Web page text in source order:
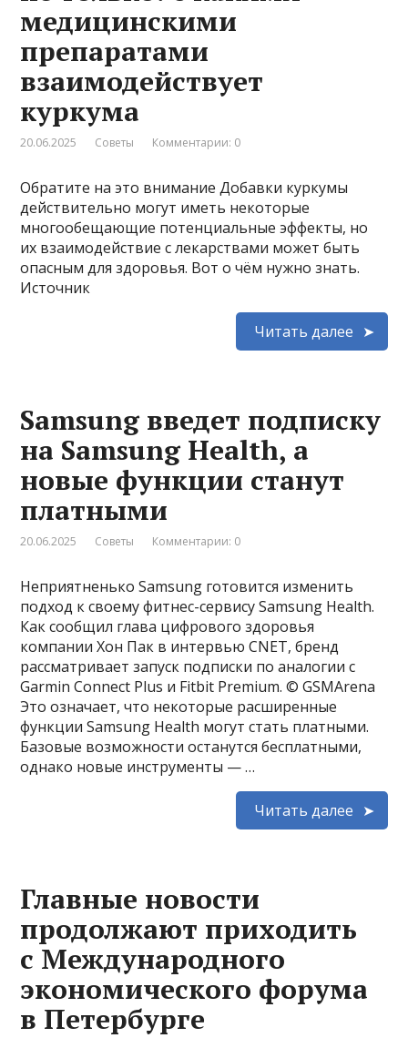
медицинскими
препаратами
взаимодействует
куркума
20.06.2025 Советы Комментарии: 0
Обратите на это внимание Добавки куркумы
действительно могут иметь некоторые
многообещающие потенциальные эффекты, но
их взаимодействие с лекарствами может быть
опасным для здоровья. Вот о чём нужно знать.
Источник
Читать далее
Samsung введет подписку
на Samsung Health, а
новые функции станут
платными
20.06.2025 Советы Комментарии: 0
Неприятненько Samsung готовится изменить
подход к своему фитнес-сервису Samsung Health.
Как сообщил глава цифрового здоровья
компании Хон Пак в интервью CNET, бренд
рассматривает запуск подписки по аналогии с
Garmin Connect Plus и Fitbit Premium. © GSMArena
Это означает, что некоторые расширенные
функции Samsung Health могут стать платными.
Базовые возможности останутся бесплатными,
однако новые инструменты — …
Читать далее
Главные новости
продолжают приходить
с Международного
экономического форума
в Петербурге